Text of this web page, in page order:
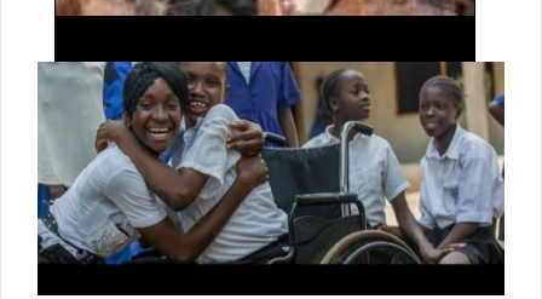
l'exploitation minière clandestine
La Gendarmerie nationale poursuit ses opérations de lutte
contre l'exploitation illégale des ressources naturelles dans l'Est
du Sénégal. Dans le ...
lire plus